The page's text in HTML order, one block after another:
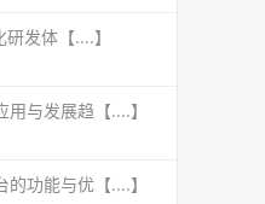
发体【....】
与发展趋【....】
功能与优【....】